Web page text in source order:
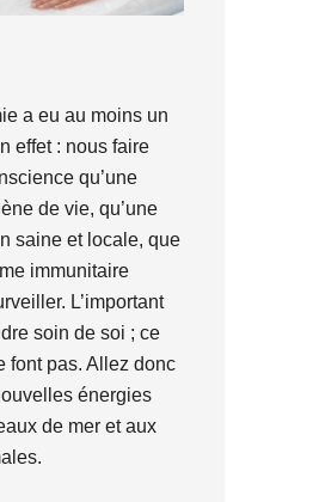
a eu au moins un
effet : nous faire
qu’une
de vie, qu’une
saine et locale, que
immunitaire
L’important
soin de soi ; ce
font pas. Allez donc
énergies
de mer et aux